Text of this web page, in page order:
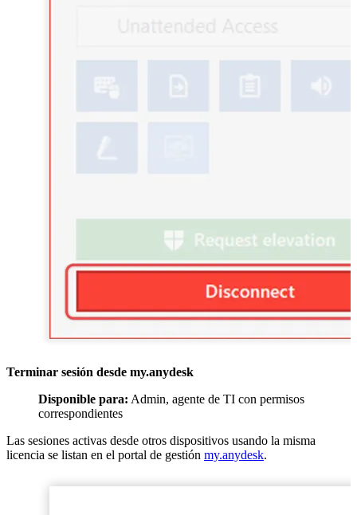
Terminar sesión desde my.anydesk
Disponible para: Admin, agente de TI con permisos
correspondientes
Las sesiones activas desde otros dispositivos usando la misma
licencia se listan en el portal de gestión my.anydesk.